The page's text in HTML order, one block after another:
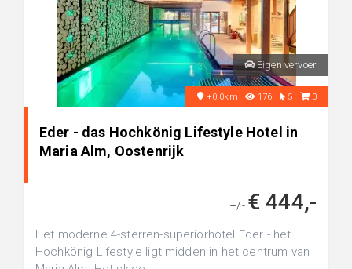
Eigen vervoer
+0.0km 176 5 0
Eder - das Hochkönig Lifestyle Hotel in
Maria Alm, Oostenrijk
+/- € 444,-
Het moderne 4-sterren-superiorhotel Eder - het
Hochkönig Lifestyle ligt midden in het centrum van